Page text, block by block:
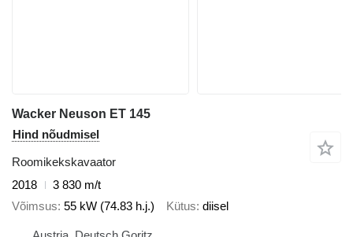
Wacker Neuson ET 145
Hind nõudmisel
Roomikekskavaator
2018
3 830 m/t
Võimsus 55 kW (74.83 h.j.) Kütus diisel